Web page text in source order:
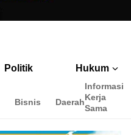
Politik Hukum
Bisnis Daerah
Informasi
Kerja
Sama